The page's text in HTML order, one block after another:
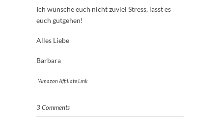
Ich wünsche euch nicht zuviel Stress, lasst es
euch gutgehen!
Alles Liebe
Barbara
*Amazon Affiliate Link
3 Comments